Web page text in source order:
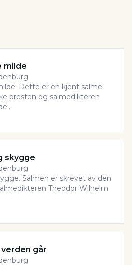
milde
Dette er en kjent salme
presten og salmedikteren
skygge
Salmen er skrevet av den
Theodor Wilhelm
går